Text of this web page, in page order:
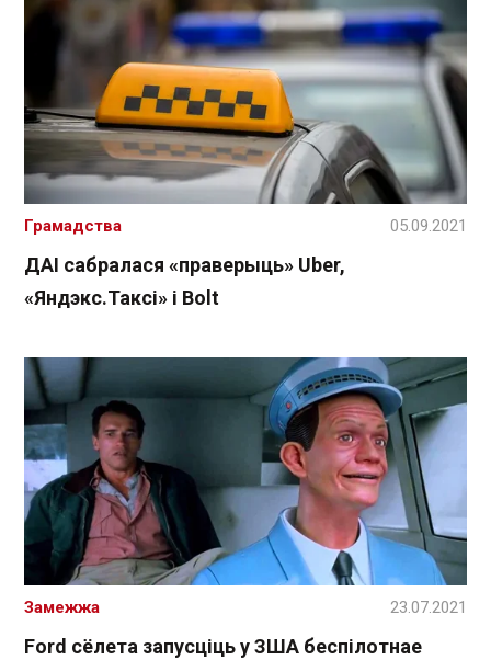
ДАІ сабралася «праверыць» Uber,
«Яндэкс.Таксі» і Bolt
Грамадства 05.09.2021
Ford сёлета запусціць у ЗША беспілотнае
Замежжа 23.07.2021